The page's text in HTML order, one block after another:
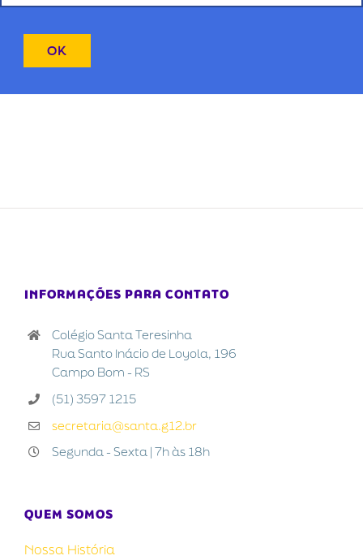
INFORMAÇÕES PARA CONTATO
Colégio Santa Teresinha
Rua Santo Inácio de Loyola, 196
Campo Bom - RS
(51) 3597 1215
secretaria@santa.g12.br
Segunda - Sexta | 7h às 18h
QUEM SOMOS
Nossa História